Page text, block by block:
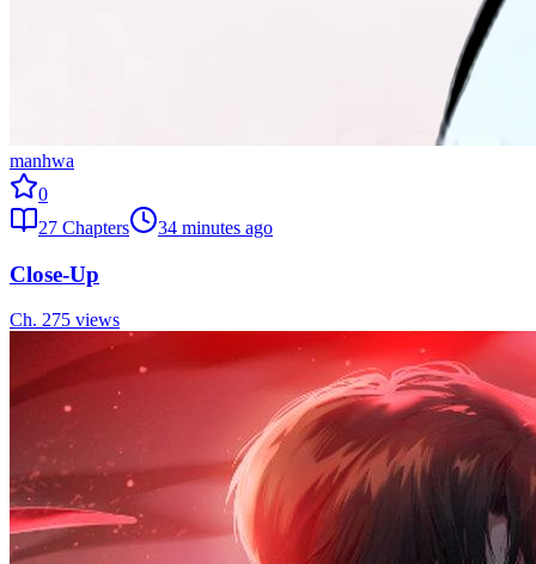
manhwa
0
27 Chapters 34 minutes ago
Close-Up
Ch. 275 views